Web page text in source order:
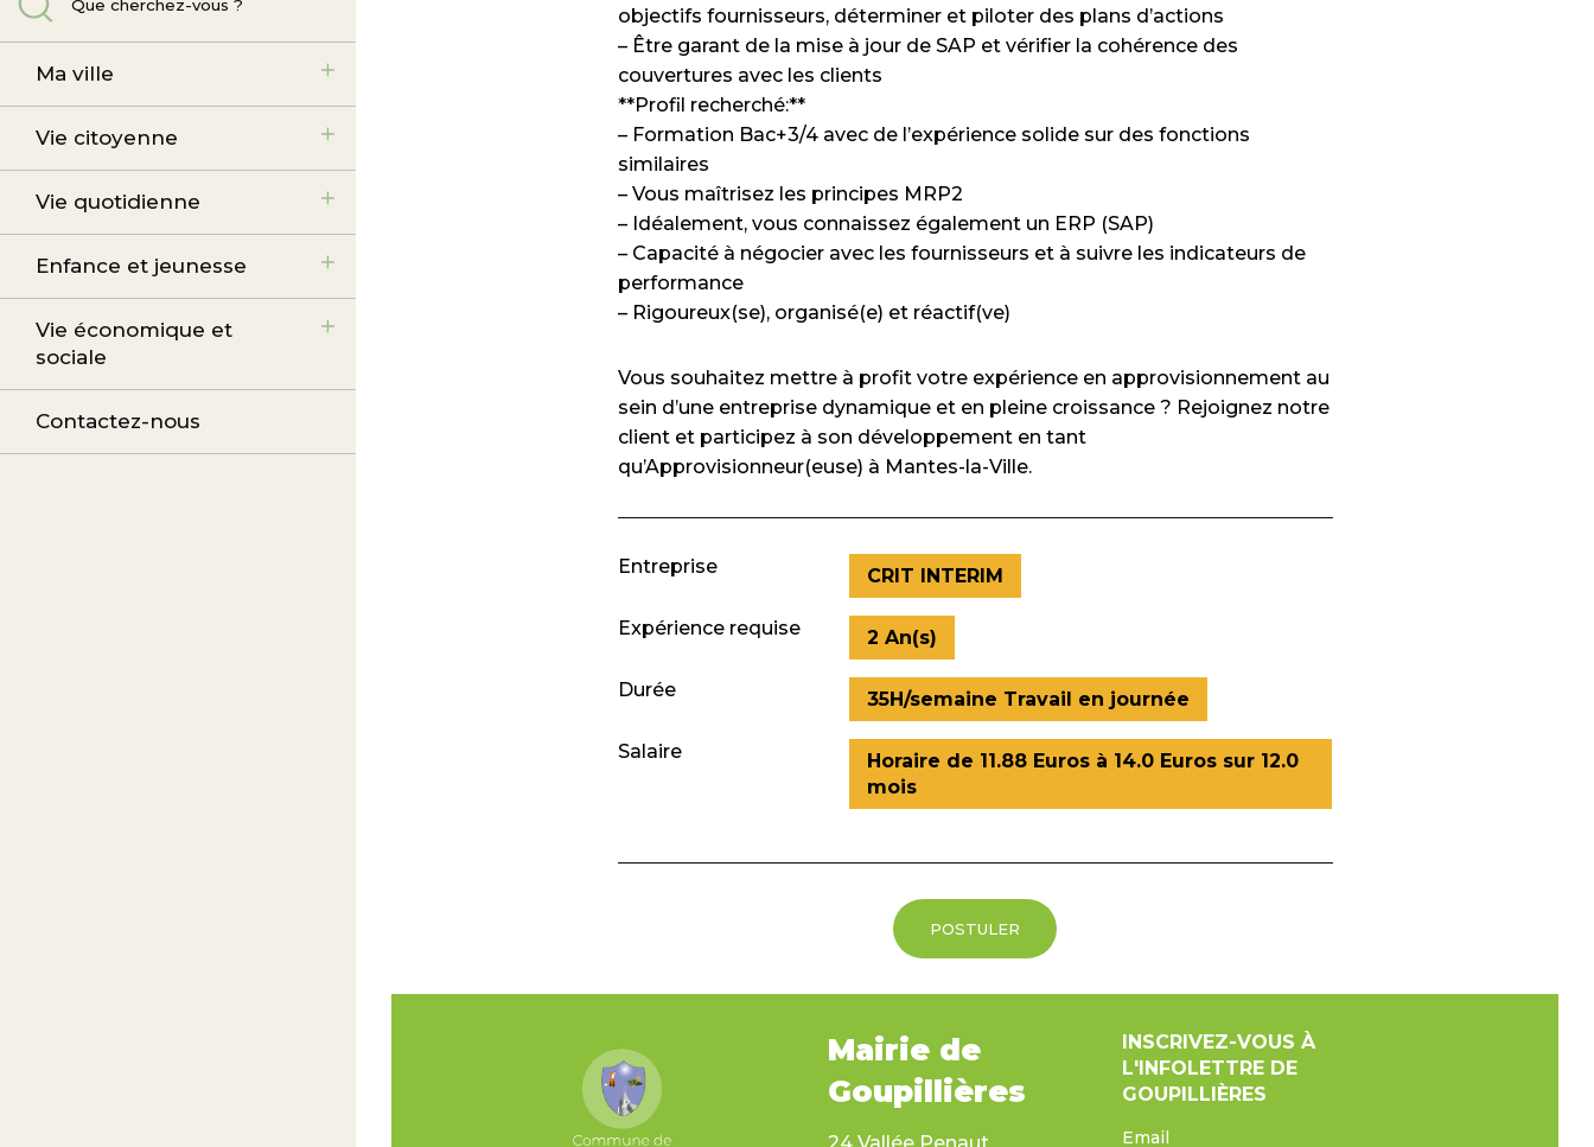
Ma ville
Vie citoyenne
Vie quotidienne
Enfance et jeunesse
Vie économique et
sociale
Contactez-nous
objectifs fournisseurs, déterminer et piloter des plans d’actions
– Être garant de la mise à jour de SAP et vérifier la cohérence des
couvertures avec les clients
**Profil recherché:**
– Formation Bac+3/4 avec de l’expérience solide sur des fonctions
similaires
– Vous maîtrisez les principes MRP2
– Idéalement, vous connaissez également un ERP (SAP)
– Capacité à négocier avec les fournisseurs et à suivre les indicateurs de
performance
– Rigoureux(se), organisé(e) et réactif(ve)
Vous souhaitez mettre à profit votre expérience en approvisionnement au
sein d’une entreprise dynamique et en pleine croissance ? Rejoignez notre
client et participez à son développement en tant
qu’Approvisionneur(euse) à Mantes-la-Ville.
Entreprise CRIT INTERIM
Expérience requise 2 An(s)
Durée 35H/semaine Travail en journée
Salaire
Horaire de 11.88 Euros à 14.0 Euros sur 12.0
mois
POSTULER
Mairie de
Goupillières
INSCRIVEZ-VOUS À
L'INFOLETTRE DE
GOUPILLIÈRES
Email